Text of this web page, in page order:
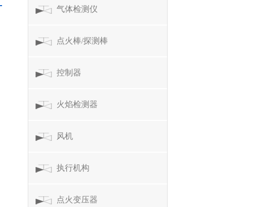
气体检测仪
点火棒/探测棒
控制器
火焰检测器
风机
执行机构
点火变压器